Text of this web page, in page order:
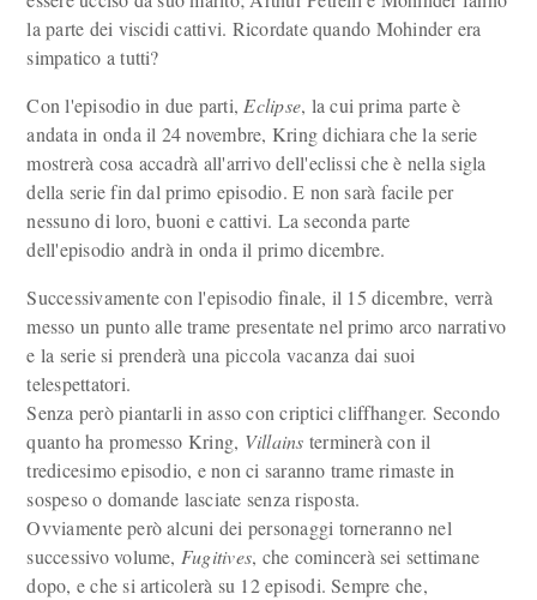
la parte dei viscidi cattivi. Ricordate quando Mohinder era
simpatico a tutti?
Con l'episodio in due parti, Eclipse, la cui prima parte è
andata in onda il 24 novembre, Kring dichiara che la serie
mostrerà cosa accadrà all'arrivo dell'eclissi che è nella sigla
della serie fin dal primo episodio. E non sarà facile per
nessuno di loro, buoni e cattivi. La seconda parte
dell'episodio andrà in onda il primo dicembre.
Successivamente con l'episodio finale, il 15 dicembre, verrà
messo un punto alle trame presentate nel primo arco narrativo
e la serie si prenderà una piccola vacanza dai suoi
telespettatori.
Senza però piantarli in asso con criptici cliffhanger. Secondo
quanto ha promesso Kring, Villains terminerà con il
tredicesimo episodio, e non ci saranno trame rimaste in
sospeso o domande lasciate senza risposta.
Ovviamente però alcuni dei personaggi torneranno nel
successivo volume, Fugitives, che comincerà sei settimane
dopo, e che si articolerà su 12 episodi. Sempre che,